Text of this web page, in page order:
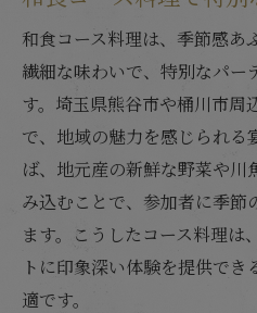
和食コース料理は、季節感あ
繊細な味わいで、特別なパー
す。埼玉県熊谷市や桶川市周
で、地域の魅力を感じられる
ば、地元産の新鮮な野菜や川
み込むことで、参加者に季節
ます。こうしたコース料理は
トに印象深い体験を提供で
適です。